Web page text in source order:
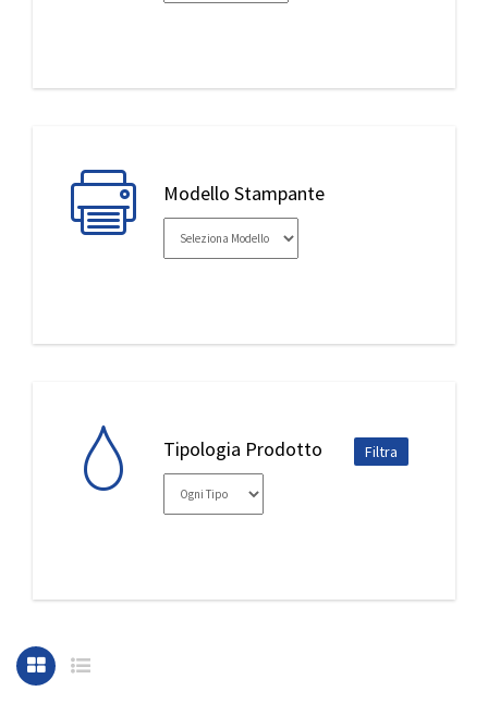
Modello Stampante
Tipologia Prodotto